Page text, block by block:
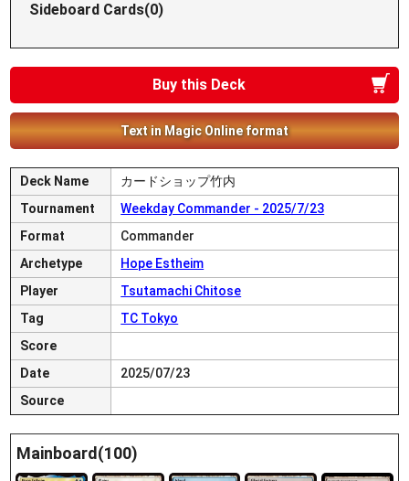
Sideboard Cards(0)
Buy this Deck
Text in Magic Online format
Deck Name
カードショップ竹内
Tournament
Weekday Commander - 2025/7/23
Format
Commander
Archetype
Hope Estheim
Player
Tsutamachi Chitose
Tag
TC Tokyo
Score
Date
2025/07/23
Source
Mainboard(100)